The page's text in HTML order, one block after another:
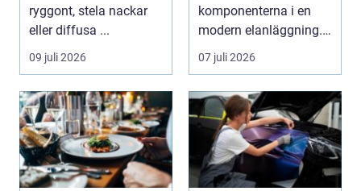
ryggont, stela nackar
eller diffusa ...
09 juli 2026
komponenterna i en
modern elanläggning.
Den skyddar
människo...
07 juli 2026